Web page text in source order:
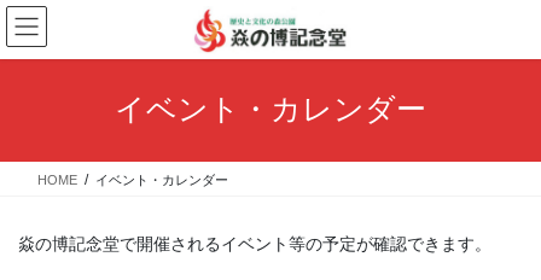
コ
ン
テ
ス
ナ
ビ
ゲ
ン
イベント・カレンダー
HOME イベント・カレンダー
焱の博記念堂で開催されるイベント等の予定が確認できます。